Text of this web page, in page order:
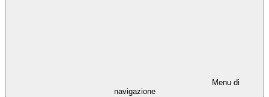
Menu di
navigazione